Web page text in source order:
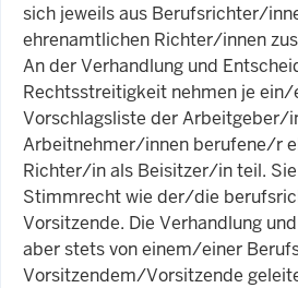
sich jeweils aus Berufsrichter/
ehrenamtlichen Richter/innen
An der Verhandlung und
Rechtsstreitigkeit nehmen je ein/
Vorschlagsliste der Arbeitgeber/
Arbeitnehmer/innen berufene/r
Richter/in als Beisitzer/in teil.
Stimmrecht wie der/die
Vorsitzende. Die Verhandlung
aber stets von einem/einer
Vorsitzendem/Vorsitzende